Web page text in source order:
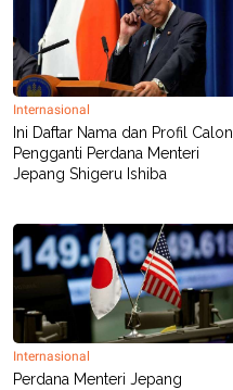
Internasional
Ini Daftar Nama dan Profil Calon
Pengganti Perdana Menteri
Jepang Shigeru Ishiba
Internasional
Perdana Menteri Jepang